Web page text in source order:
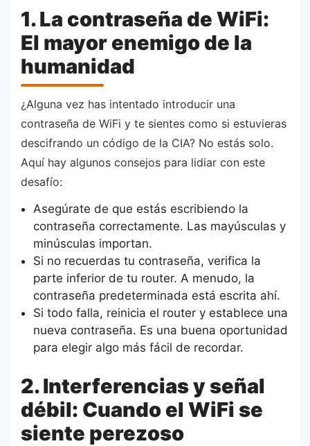
1. La contraseña de WiFi:
El mayor enemigo de la
humanidad
¿Alguna vez has intentado introducir una
contraseña de WiFi y te sientes como si estuvieras
descifrando un código de la CIA? No estás solo.
Aquí hay algunos consejos para lidiar con este
desafío:
Asegúrate de que estás escribiendo la
contraseña correctamente. Las mayúsculas y
minúsculas importan.
Si no recuerdas tu contraseña, verifica la
parte inferior de tu router. A menudo, la
contraseña predeterminada está escrita ahí.
Si todo falla, reinicia el router y establece una
nueva contraseña. Es una buena oportunidad
para elegir algo más fácil de recordar.
2. Interferencias y señal
débil: Cuando el WiFi se
siente perezoso